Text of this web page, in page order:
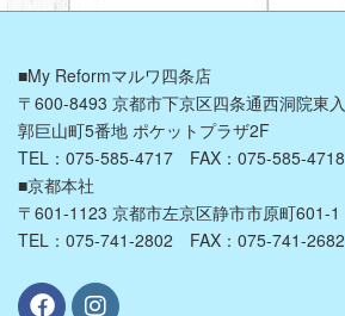
■My Reformマルワ四条店
〒600-8493 京都市下京区四条通西洞院東入
郭巨山町5番地 ポケットプラザ2F
TEL：075-585-4717 FAX：075-585-4718
■京都本社
〒601-1123 京都市左京区静市市原町601-1
TEL：075-741-2802 FAX：075-741-2682